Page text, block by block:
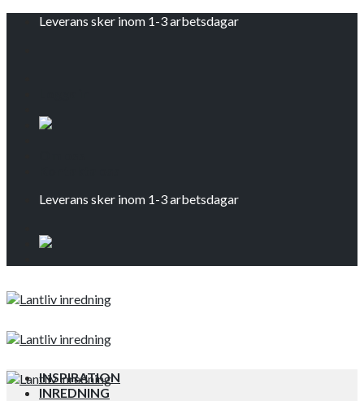
Leverans sker inom 1-3 arbetsdagar
Leverans sker inom 1-3 arbetsdagar
INSPIRATION
INREDNING